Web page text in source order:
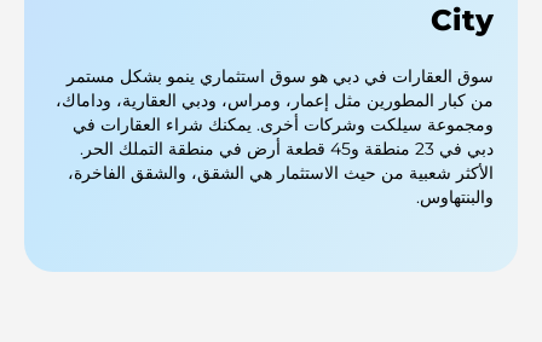
City
سوق العقارات في دبي هو سوق استثماري ينمو بشكل مستمر
من كبار المطورين مثل إعمار، ومراس، ودبي العقارية، وداماك،
ومجموعة سيلكت وشركات أخرى. يمكنك شراء العقارات في
دبي في 23 منطقة و45 قطعة أرض في منطقة التملك الحر.
الأكثر شعبية من حيث الاستثمار هي الشقق، والشقق الفاخرة،
والبنتهاوس.